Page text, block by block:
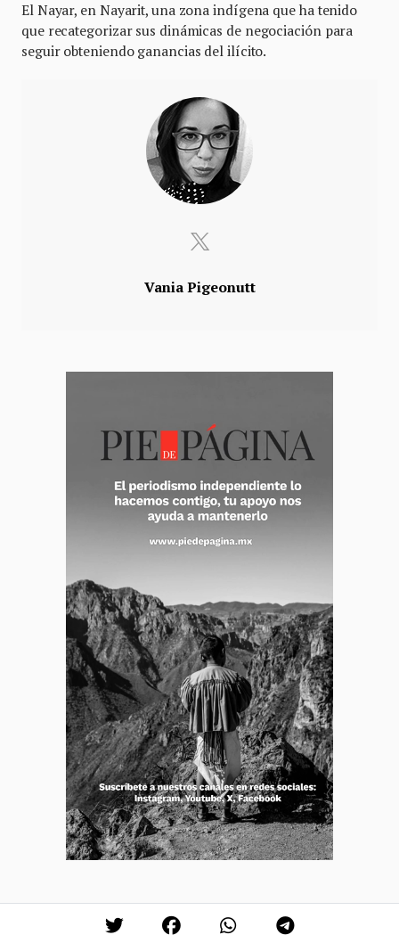
El Nayar, en Nayarit, una zona indígena que ha tenido
que recategorizar sus dinámicas de negociación para
seguir obteniendo ganancias del ilícito.
Vania Pigeonutt